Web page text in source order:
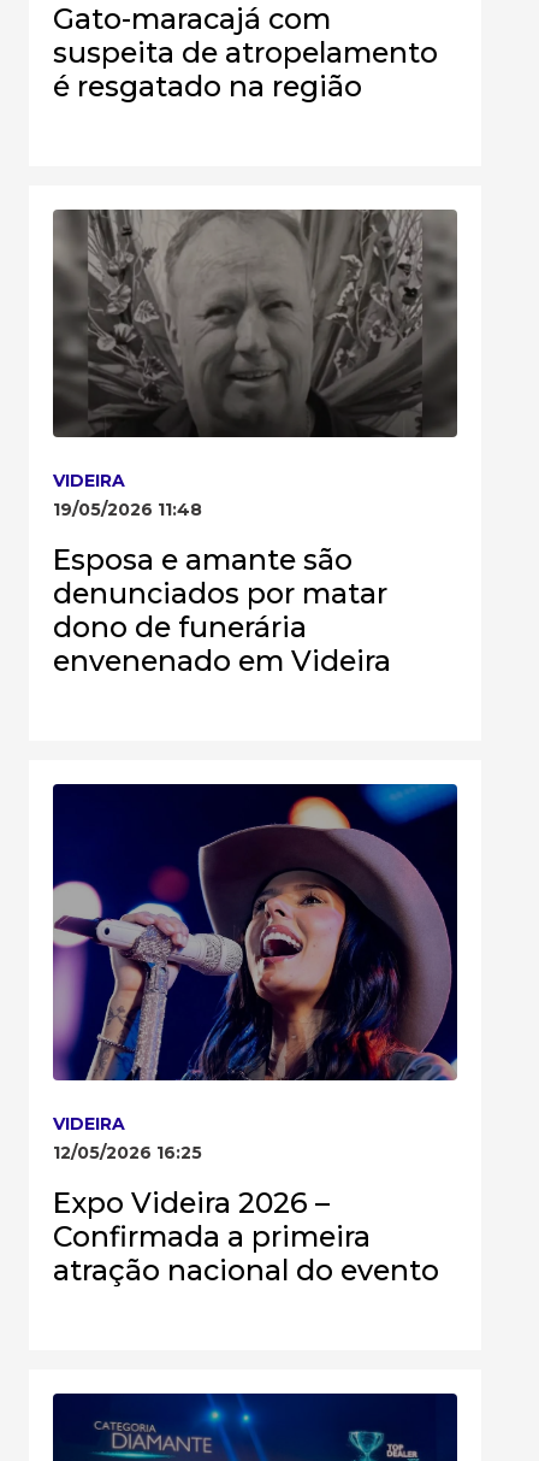
Gato-maracajá com
suspeita de atropelamento
é resgatado na região
VIDEIRA
19/05/2026 11:48
Esposa e amante são
denunciados por matar
dono de funerária
envenenado em Videira
VIDEIRA
12/05/2026 16:25
Expo Videira 2026 –
Confirmada a primeira
atração nacional do evento